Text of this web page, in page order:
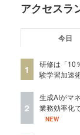
アクセスラ
今日
1
研修は「10
験学習加速
2
生成AIがマ
業務効率化
NEW